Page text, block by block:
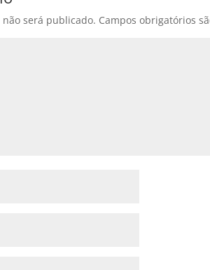
será publicado. Campos obrigatórios